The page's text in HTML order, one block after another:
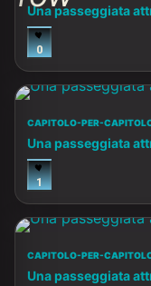
Una passeggiata
0
CAPITOLO-PER-
Una passeggiata
1
CAPITOLO-PER-
Una passeggiata